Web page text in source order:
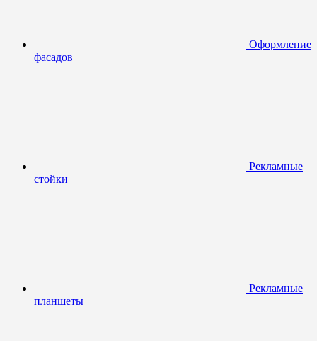
Оформление
фасадов
Рекламные
стойки
Рекламные
планшеты